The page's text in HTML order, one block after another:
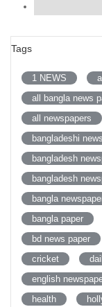
Tags
1 NEWS
all bangla news
all newspapers
bangladeshi
bangladesh
bangladesh
bangla
bangla paper
bd news paper
cricket
english
health